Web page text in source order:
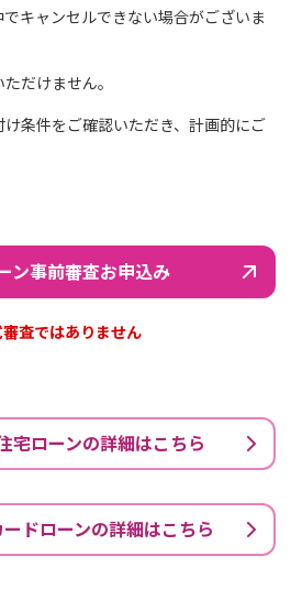
キャンセルできない場合がございま
だけません。
条件をご確認いただき、計画的にご
ン事前審査お申込み
査ではありません
宅ローンの詳細はこちら
ドローンの詳細はこちら